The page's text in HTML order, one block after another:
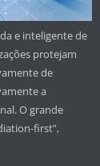
e inteligente de
protejam
de
a
O grande
first”,